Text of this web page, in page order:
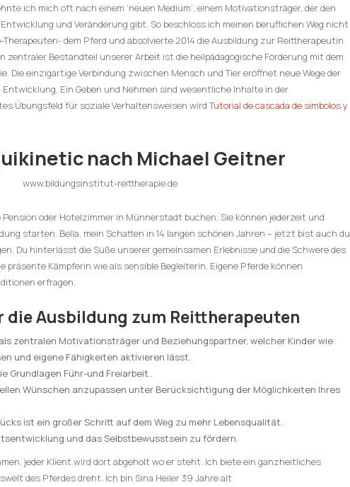
ich mich oft nach einem ’neuen Medium‘, einem Motivationsträger, der den
und Veränderung gibt. So beschloss ich meinen beruflichen Weg nicht
dem Pferd und absolvierte 2014 die Ausbildung zur Reittherapeutin
Bestandteil unserer Arbeit ist die heilpädagogische Förderung mit dem
Die einzigartige Verbindung zwischen Mensch und Tier eröffnet neue Wege der
Ein Geben und Nehmen sind wesentliche Inhalte in der
Übungsfeld für soziale Verhaltensweisen wirdTutorial de cascada de símbolos y
nach Michael Geitner
oder Hotelzimmer in Münnerstadt buchen. Sie können jederzeit und
starten. Bella, mein Schatten in 14 langen schönen Jahren – jetzt bist auch du
Du hinterlässt die Süße unserer gemeinsamen Erlebnisse und die Schwere des
Kämpferin wie als sensible Begleiterin. Eigene Pferde können
erfragen.
Ausbildung zum Reittherapeuten
zentralen Motivationsträger und Beziehungspartner, welcher Kinder wie
und eigene Fähigkeiten aktivieren lässt.
Grundlagen Führ-und Freiarbeit..
Wünschen anzupassen unter Berücksichtigung der Möglichkeiten Ihres
ist ein großer Schritt auf dem Weg zu mehr Lebensqualität.
und das Selbstbewusstsein zu fördern.
jeder Klient wird dort abgeholt wo er steht. Ich biete ein ganzheitliches
des Pferdes dreht. Ich bin Sina Heiler 39 Jahre alt